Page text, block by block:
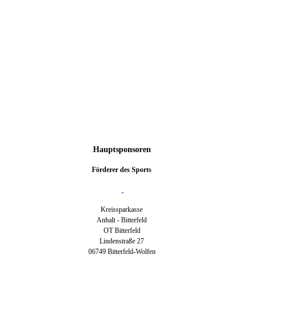
Hauptsponsoren
Förderer des Sports
Kreissparkasse
Anhalt - Bitterfeld
OT Bitterfeld
Lindenstraße 27
06749 Bitterfeld-Wolfen